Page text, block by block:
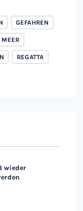
GEFAHREN
MEER
REGATTA
wieder